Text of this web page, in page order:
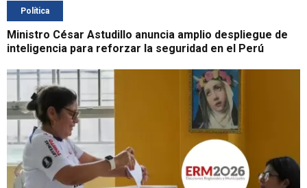
Política
Ministro César Astudillo anuncia amplio despliegue de
inteligencia para reforzar la seguridad en el Perú